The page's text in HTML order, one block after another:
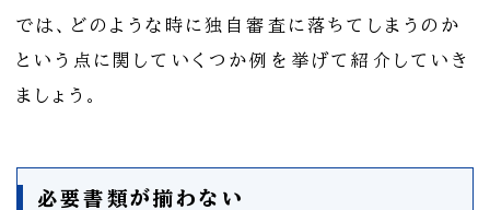
では、どのような時に独自審査に落ちてしまうのか
という点に関していくつか例を挙げて紹介していき
ましょう。
必要書類が揃わない